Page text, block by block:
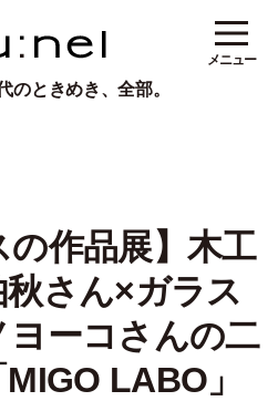
のときめき、全部。
メニュー
の作品展】木工
さん×ガラス
ーコさんの二
LABO」